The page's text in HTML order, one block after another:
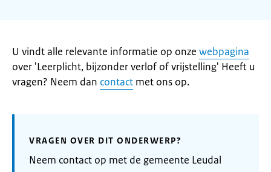
U vindt alle relevante informatie op onze webpagina
over 'Leerplicht, bijzonder verlof of vrijstelling' Heeft u
vragen? Neem dan contact met ons op.
VRAGEN OVER DIT ONDERWERP?
Neem contact op met de gemeente Leudal